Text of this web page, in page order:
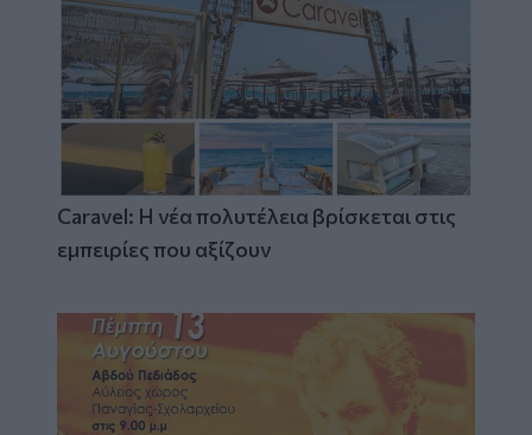
Caravel: Η νέα πολυτέλεια βρίσκεται στις
εμπειρίες που αξίζουν